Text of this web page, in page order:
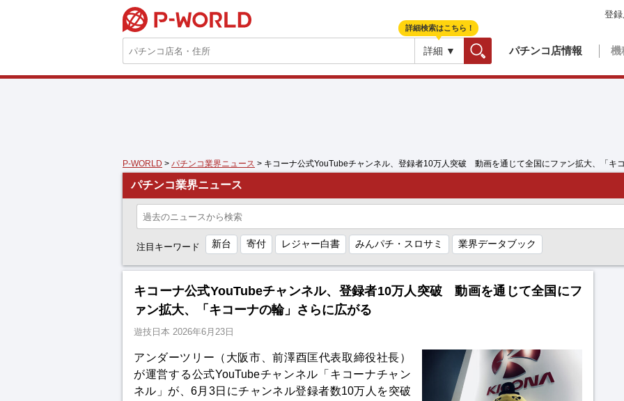
詳細 ▼ パチンコ店情報 機
登
詳細検索はこちら！
P-WORLD > パチンコ業界ニュース > キコーナ公式YouTubeチャンネル、登録者10万人突破 動画を通じて全国にファン拡大、「キ
パチンコ業界ニュース
注目キーワード 新台 寄付 レジャー白書 みんパチ・スロサミ 業界データブック
キコーナ公式YouTubeチャンネル、登録者10万人突破 動画を通じて全国にフ
ァン拡大、「キコーナの輪」さらに広がる
遊技日本 2026年6月23日
アンダーツリー（大阪市、前澤酉匡代表取締役社長）
が運営する公式YouTubeチャンネル「キコーナチャン
ネル」が、6月3日にチャンネル登録者数10万人を突破